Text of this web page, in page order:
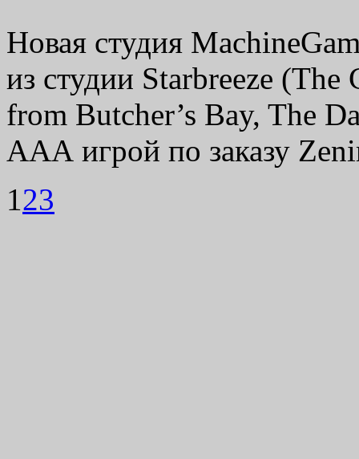
Новая студия
из студии Starbreeze
from Butcher’s Bay, The
ААА игрой по заказу
123